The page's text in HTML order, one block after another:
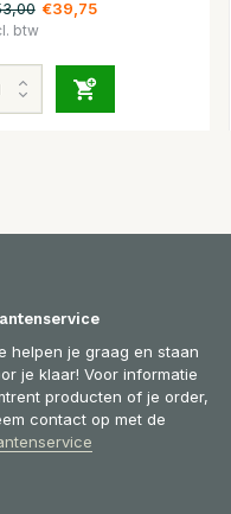
€39,75
btw
helpen je graag en staan
je klaar! Voor informatie
producten of je order,
contact op met de